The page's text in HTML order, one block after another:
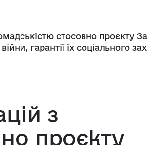
стосовно проєкту
гарантії їх соціального
з
проєкту